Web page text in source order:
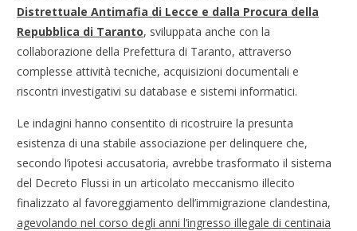
Distrettuale Antimafia di Lecce e dalla Procura della
Repubblica di Taranto, sviluppata anche con la
collaborazione della Prefettura di Taranto, attraverso
complesse attività tecniche, acquisizioni documentali e
riscontri investigativi su database e sistemi informatici.
Le indagini hanno consentito di ricostruire la presunta
esistenza di una stabile associazione per delinquere che,
secondo l’ipotesi accusatoria, avrebbe trasformato il sistema
del Decreto Flussi in un articolato meccanismo illecito
finalizzato al favoreggiamento dell’immigrazione clandestina,
agevolando nel corso degli anni l’ingresso illegale di centinaia